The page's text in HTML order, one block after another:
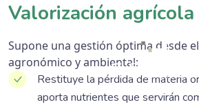
Valorización
Supone una gestión óptima desde
agronómico y ambiental:
Restituye la pérdida de materia
aporta nutrientes que servirán